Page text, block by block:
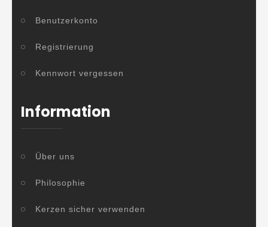
Benutzerkonto
Registrierung
Kennwort vergessen
Information
Über uns
Philosophie
Kerzen sicher verwenden